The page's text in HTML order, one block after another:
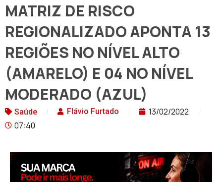
MATRIZ DE RISCO
REGIONALIZADO APONTA 13
REGIÕES NO NÍVEL ALTO
(AMARELO) E 04 NO NÍVEL
MODERADO (AZUL)
Saúde Flávio Furtado
13/02/2022
07:40